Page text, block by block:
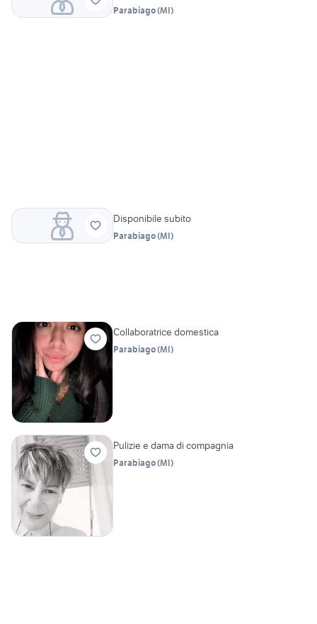
Parabiago(MI)
Disponibile subito
Parabiago(MI)
Collaboratrice domestica
Parabiago(MI)
Pulizie e dama di compagnia
Parabiago(MI)